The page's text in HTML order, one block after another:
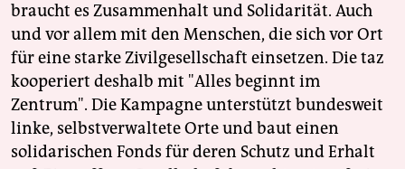
braucht es Zusammenhalt und Solidarität. Auch
und vor allem mit den Menschen, die sich vor Ort
für eine starke Zivilgesellschaft einsetzen. Die taz
kooperiert deshalb mit "Alles beginnt im
Zentrum". Die Kampagne unterstützt bundesweit
linke, selbstverwaltete Orte und baut einen
solidarischen Fonds für deren Schutz und Erhalt